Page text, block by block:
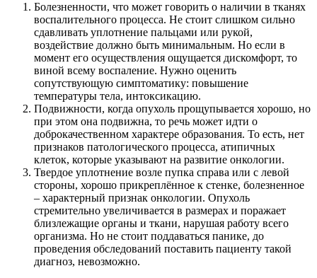
Болезненности, что может говорить о наличии в тканях
воспалительного процесса. Не стоит слишком сильно
сдавливать уплотнение пальцами или рукой,
воздействие должно быть минимальным. Но если в
момент его осуществления ощущается дискомфорт, то
виной всему воспаление. Нужно оценить
сопутствующую симптоматику: повышение
температуры тела, интоксикацию.
Подвижности, когда опухоль прощупывается хорошо, но
при этом она подвижна, то речь может идти о
доброкачественном характере образования. То есть, нет
признаков патологического процесса, атипичных
клеток, которые указывают на развитие онкологии.
Твердое уплотнение возле пупка справа или с левой
стороны, хорошо прикреплённое к стенке, болезненное
– характерный признак онкологии. Опухоль
стремительно увеличивается в размерах и поражает
близлежащие органы и ткани, нарушая работу всего
организма. Но не стоит поддаваться панике, до
проведения обследований поставить пациенту такой
диагноз, невозможно.